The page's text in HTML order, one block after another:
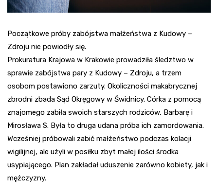
Początkowe próby zabójstwa małżeństwa z Kudowy –
Zdroju nie powiodły się.
Prokuratura Krajowa w Krakowie prowadziła śledztwo w
sprawie zabójstwa pary z Kudowy – Zdroju, a trzem
osobom postawiono zarzuty. Okoliczności makabrycznej
zbrodni zbada Sąd Okręgowy w Świdnicy. Córka z pomocą
znajomego zabiła swoich starszych rodziców, Barbarę i
Mirosława S. Była to druga udana próba ich zamordowania.
Wcześniej próbowali zabić małżeństwo podczas kolacji
wigilijnej, ale użyli w posiłku zbyt małej ilości środka
usypiającego. Plan zakładał uduszenie zarówno kobiety, jak i
mężczyzny.